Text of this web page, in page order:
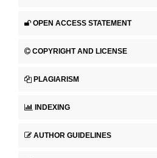
OPEN ACCESS STATEMENT
COPYRIGHT AND LICENSE
PLAGIARISM
INDEXING
AUTHOR GUIDELINES